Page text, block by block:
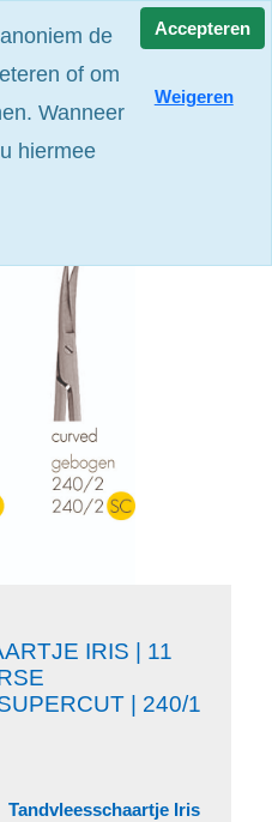
IRIS | 11
| 240/1
Iris
de
of om
Wanneer
hiermee
Accepteren
Weigeren